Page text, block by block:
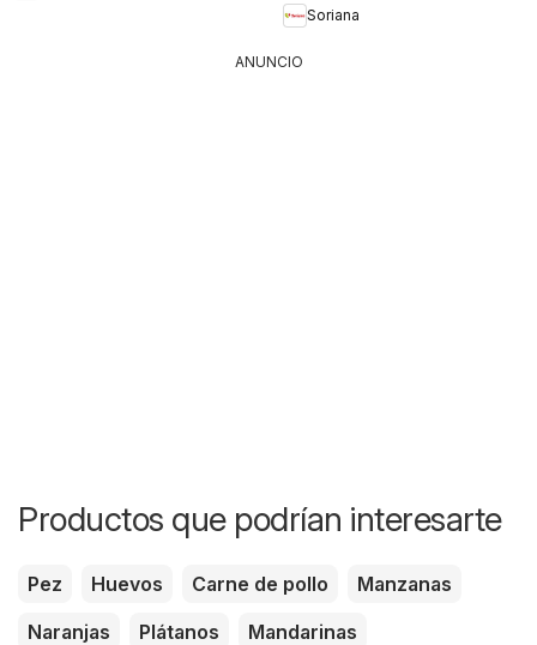
Soriana
ANUNCIO
Productos que podrían interesarte
Pez Huevos Carne de pollo
Manzanas
Naranjas
Plátanos
Mandarinas